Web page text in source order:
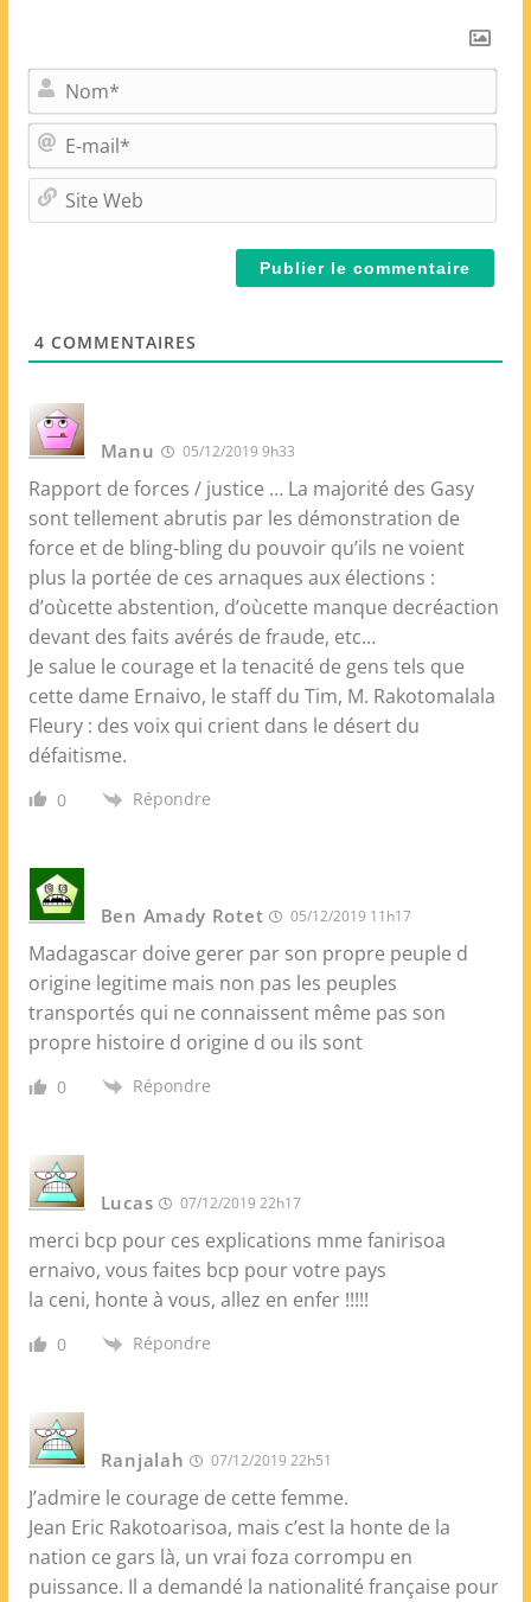
o
m
-
m
i
4 COMMENTAIRES
Manu 05/12/2019 9h33
Rapport de forces / justice … La majorité des Gasy
sont tellement abrutis par les démonstration de
force et de bling-bling du pouvoir qu’ils ne voient
plus la portée de ces arnaques aux élections :
d’oùcette abstention, d’oùcette manque decréaction
devant des faits avérés de fraude, etc…
Je salue le courage et la tenacité de gens tels que
cette dame Ernaivo, le staff du Tim, M. Rakotomalala
Fleury : des voix qui crient dans le désert du
défaitisme.
0 Répondre
Ben Amady Rotet 05/12/2019 11h17
Madagascar doive gerer par son propre peuple d
origine legitime mais non pas les peuples
transportés qui ne connaissent même pas son
propre histoire d origine d ou ils sont
0 Répondre
Lucas 07/12/2019 22h17
merci bcp pour ces explications mme fanirisoa
ernaivo, vous faites bcp pour votre pays
la ceni, honte à vous, allez en enfer !!!!!
0 Répondre
Ranjalah 07/12/2019 22h51
J’admire le courage de cette femme.
Jean Eric Rakotoarisoa, mais c’est la honte de la
nation ce gars là, un vrai foza corrompu en
puissance. Il a demandé la nationalité française pour